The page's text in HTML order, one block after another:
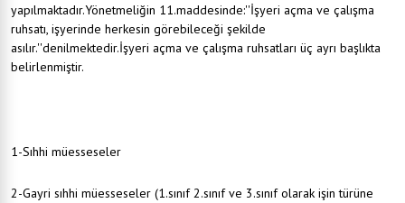
yapılmaktadır.Yönetmeliğin 11.maddesinde:''İşyeri açma ve çalışma
ruhsatı, işyerinde herkesin görebileceği şekilde
asılır.''denilmektedir.İşyeri açma ve çalışma ruhsatları üç ayrı başlıkta
belirlenmiştir.
1-Sıhhi müesseseler
2-Gayri sıhhi müesseseler (1.sınıf 2.sınıf ve 3.sınıf olarak işin türüne